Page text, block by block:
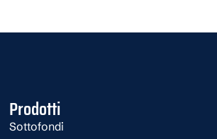
Prodotti
Sottofondi